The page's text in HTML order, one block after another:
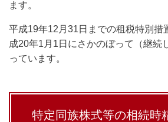
ます。
平成19年12月31日までの租税特別措
成20年1月1日にさかのぼって（継続
っています。
特定同族株式等の相続時